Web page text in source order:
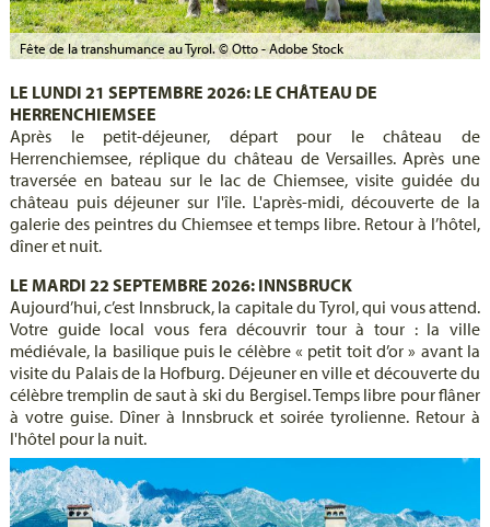
Fête de la transhumance au Tyrol. © Otto - Adobe Stock
LE LUNDI 21 SEPTEMBRE 2026: LE CHÂTEAU DE
HERRENCHIEMSEE
Après le petit-déjeuner, départ pour le château de
Herrenchiemsee, réplique du château de Versailles. Après une
traversée en bateau sur le lac de Chiemsee, visite guidée du
château puis déjeuner sur l'île. L'après-midi, découverte de la
galerie des peintres du Chiemsee et temps libre. Retour à l’hôtel,
dîner et nuit.
LE MARDI 22 SEPTEMBRE 2026: INNSBRUCK
Aujourd’hui, c’est Innsbruck, la capitale du Tyrol, qui vous attend.
Votre guide local vous fera découvrir tour à tour : la ville
médiévale, la basilique puis le célèbre « petit toit d’or » avant la
visite du Palais de la Hofburg. Déjeuner en ville et découverte du
célèbre tremplin de saut à ski du Bergisel. Temps libre pour flâner
à votre guise. Dîner à Innsbruck et soirée tyrolienne. Retour à
l'hôtel pour la nuit.